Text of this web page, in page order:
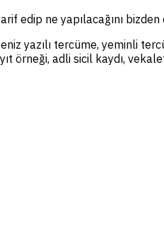
ne yapılacağını bizden
yazılı tercüme, yeminli
adli sicil kaydı,